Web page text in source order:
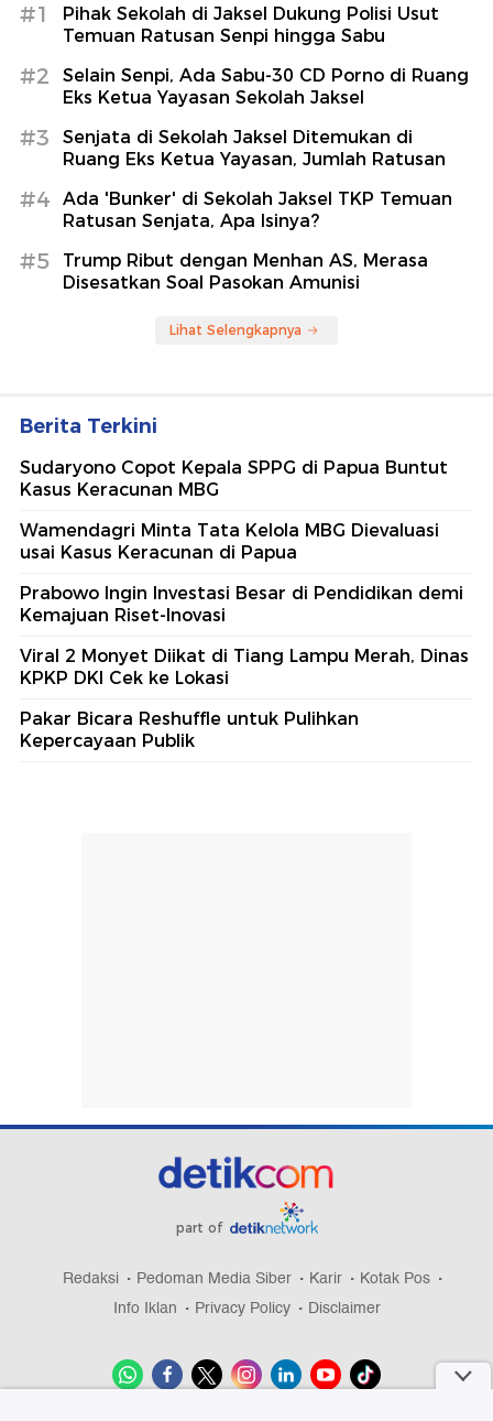
#1
Pihak Sekolah di Jaksel Dukung Polisi Usut
Temuan Ratusan Senpi hingga Sabu
#2
Selain Senpi, Ada Sabu-30 CD Porno di Ruang
Eks Ketua Yayasan Sekolah Jaksel
#3
Senjata di Sekolah Jaksel Ditemukan di
Ruang Eks Ketua Yayasan, Jumlah Ratusan
#4
Ada 'Bunker' di Sekolah Jaksel TKP Temuan
Ratusan Senjata, Apa Isinya?
#5
Trump Ribut dengan Menhan AS, Merasa
Disesatkan Soal Pasokan Amunisi
Lihat Selengkapnya
Berita Terkini
Sudaryono Copot Kepala SPPG di Papua Buntut
Kasus Keracunan MBG
Wamendagri Minta Tata Kelola MBG Dievaluasi
usai Kasus Keracunan di Papua
Prabowo Ingin Investasi Besar di Pendidikan demi
Kemajuan Riset-Inovasi
Viral 2 Monyet Diikat di Tiang Lampu Merah, Dinas
KPKP DKI Cek ke Lokasi
Pakar Bicara Reshuffle untuk Pulihkan
Kepercayaan Publik
part of
Redaksi Pedoman Media Siber Karir
Kotak Pos
Info Iklan
Privacy Policy Disclaimer